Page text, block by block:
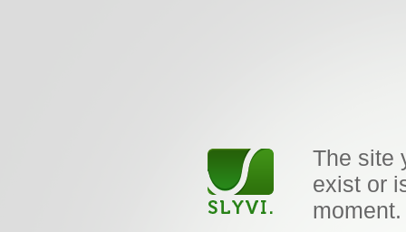
The site
exist or
moment.